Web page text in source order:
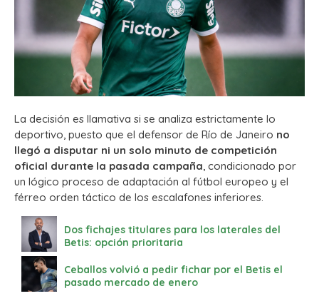
La decisión es llamativa si se analiza estrictamente lo
deportivo, puesto que el defensor de Río de Janeiro no
llegó a disputar ni un solo minuto de competición
oficial durante la pasada campaña, condicionado por
un lógico proceso de adaptación al fútbol europeo y el
férreo orden táctico de los escalafones inferiores.
Dos fichajes titulares para los laterales del
Betis: opción prioritaria
Ceballos volvió a pedir fichar por el Betis el
pasado mercado de enero